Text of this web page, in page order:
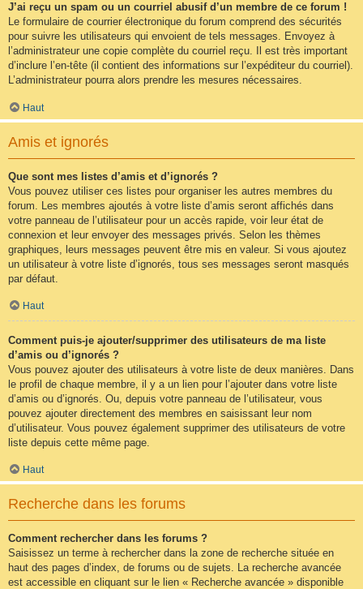
J’ai reçu un spam ou un courriel abusif d’un membre de ce forum !
Le formulaire de courrier électronique du forum comprend des sécurités
pour suivre les utilisateurs qui envoient de tels messages. Envoyez à
l’administrateur une copie complète du courriel reçu. Il est très important
d’inclure l’en-tête (il contient des informations sur l’expéditeur du courriel).
L’administrateur pourra alors prendre les mesures nécessaires.
Haut
Amis et ignorés
Que sont mes listes d’amis et d’ignorés ?
Vous pouvez utiliser ces listes pour organiser les autres membres du
forum. Les membres ajoutés à votre liste d’amis seront affichés dans
votre panneau de l’utilisateur pour un accès rapide, voir leur état de
connexion et leur envoyer des messages privés. Selon les thèmes
graphiques, leurs messages peuvent être mis en valeur. Si vous ajoutez
un utilisateur à votre liste d’ignorés, tous ses messages seront masqués
par défaut.
Haut
Comment puis-je ajouter/supprimer des utilisateurs de ma liste
d’amis ou d’ignorés ?
Vous pouvez ajouter des utilisateurs à votre liste de deux manières. Dans
le profil de chaque membre, il y a un lien pour l’ajouter dans votre liste
d’amis ou d’ignorés. Ou, depuis votre panneau de l’utilisateur, vous
pouvez ajouter directement des membres en saisissant leur nom
d’utilisateur. Vous pouvez également supprimer des utilisateurs de votre
liste depuis cette même page.
Haut
Recherche dans les forums
Comment rechercher dans les forums ?
Saisissez un terme à rechercher dans la zone de recherche située en
haut des pages d’index, de forums ou de sujets. La recherche avancée
est accessible en cliquant sur le lien « Recherche avancée » disponible